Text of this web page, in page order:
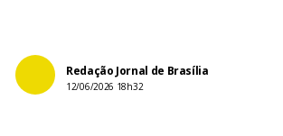
Redação Jornal de Brasília
12/06/2026 18h32